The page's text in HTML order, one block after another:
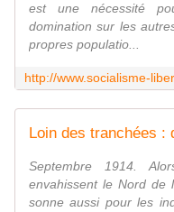
est une nécessité
domination sur les
propres populatio...
Septembre 1914.
envahissent le Nord de
sonne aussi pour les